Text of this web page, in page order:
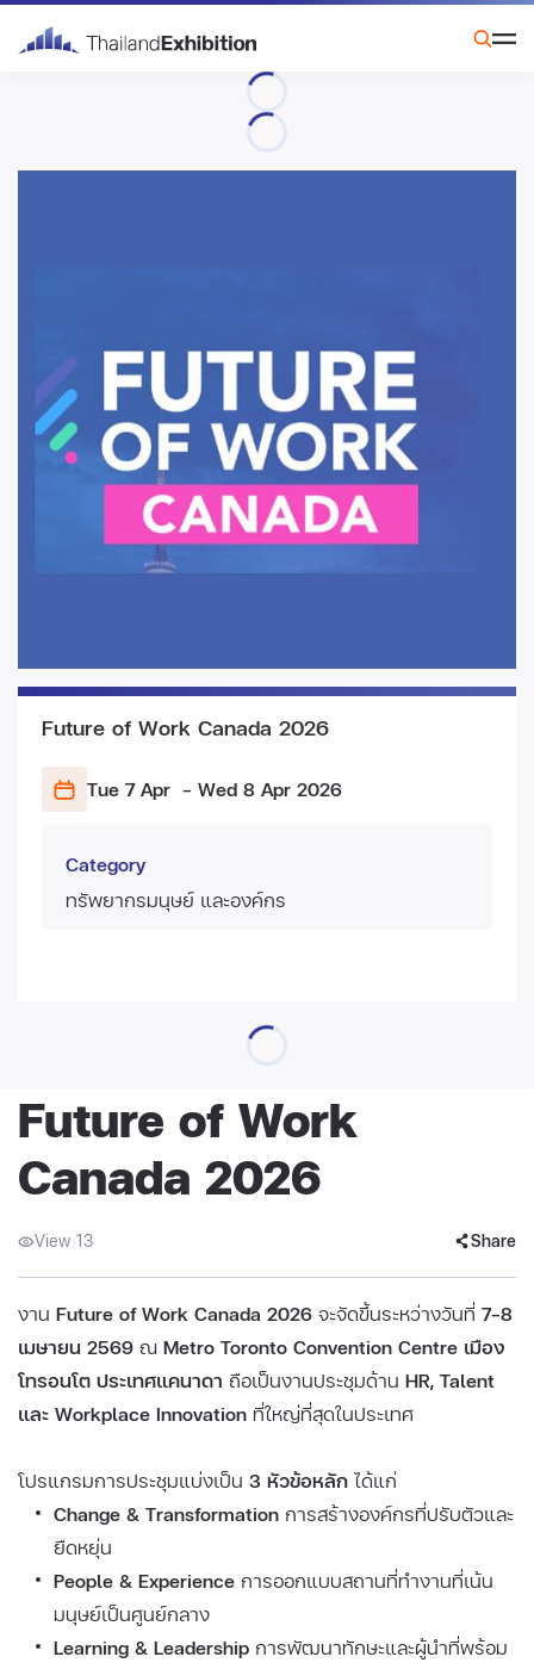
Future of Work Canada 2026
Tue 7 Apr - Wed 8 Apr 2026
Category
ทรัพยากรมนุษย์ และองค์กร
Future of Work
Canada 2026
View 13 Share
งาน Future of Work Canada 2026 จะจัดขึ้นระหว่างวันที่ 7–8
เมษายน 2569 ณ Metro Toronto Convention Centre เมือง
โทรอนโต ประเทศแคนาดา ถือเป็นงานประชุมด้าน HR, Talent
และ Workplace Innovation ที่ใหญ่ที่สุดในประเทศ
โปรแกรมการประชุมแบ่งเป็น 3 หัวข้อหลักได้แก่
Change & Transformation การสร้างองค์กรที่ปรับตัวและ
ยืดหยุ่น
People & Experience การออกแบบสถานที่ทำงานที่เน้น
มนุษย์เป็นศูนย์กลาง
Learning & Leadership การพัฒนาทักษะและผู้นำที่พร้อม